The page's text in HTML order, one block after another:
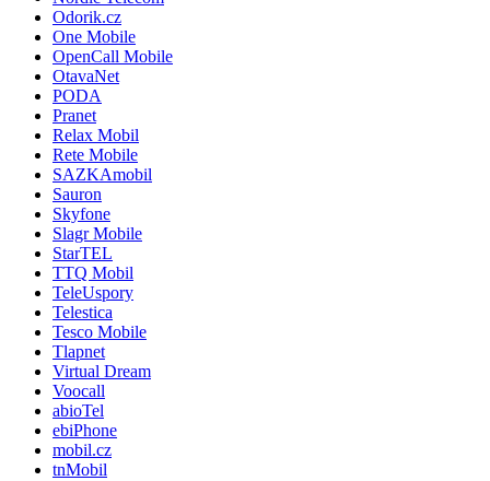
Odorik.cz
One Mobile
OpenCall Mobile
OtavaNet
PODA
Pranet
Relax Mobil
Rete Mobile
SAZKAmobil
Sauron
Skyfone
Slagr Mobile
StarTEL
TTQ Mobil
TeleUspory
Telestica
Tesco Mobile
Tlapnet
Virtual Dream
Voocall
abioTel
ebiPhone
mobil.cz
tnMobil